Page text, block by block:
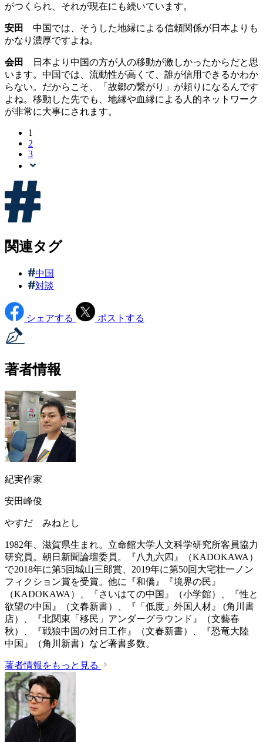
がつくられ、それが現在にも続いています。
安田
中国では、そうした地縁による信頼関係が日本よりも
かなり濃厚ですよね。
会田
日本より中国の方が人の移動が激しかったからだと思
います。中国では、流動性が高くて、誰が信用できるかわか
らない。だからこそ、「故郷の繋がり」が頼りになるんです
よね。移動した先でも、地縁や血縁による人的ネットワーク
が非常に大事にされます。
1
2
3
関連タグ
中国
対談
シェアする ポストする
著者情報
紀実作家
安田峰俊
やすだ みねとし
1982年、滋賀県生まれ。立命館大学人文科学研究所客員協力
研究員。朝日新聞論壇委員。『八九六四』（KADOKAWA）
で2018年に第5回城山三郎賞、2019年に第50回大宅壮一ノン
フィクション賞を受賞。他に『和僑』『境界の民』
（KADOKAWA）、『さいはての中国』（小学館）、『性と
欲望の中国』（文春新書）、『「低度」外国人材』 (角川書
店）、『北関東「移民」アンダーグラウンド』（文藝春
秋）、『戦狼中国の対日工作』（文春新書）、『恐竜大陸
中国』（角川新書）など著書多数。
著者情報をもっと見る